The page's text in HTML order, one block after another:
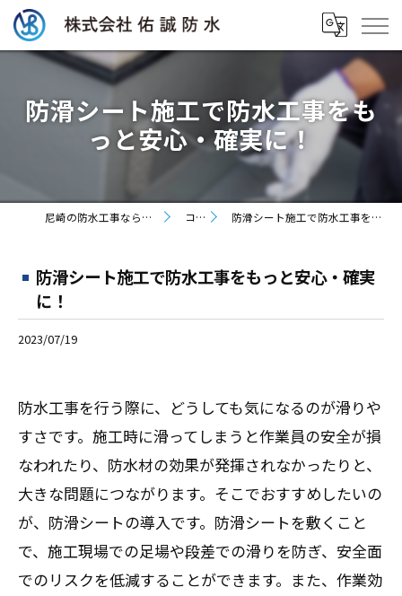
防滑シート施工で防水工事をも
っと安心・確実に！
尼崎の防水工事なら株式会社佑誠防水 コラム 防滑シート施工で防水工事をもっと安心・確実に！
防滑シート施工で防水工事をもっと安心・確実
に！
2023/07/19
防水工事を行う際に、どうしても気になるのが滑りや
すさです。施工時に滑ってしまうと作業員の安全が損
なわれたり、防水材の効果が発揮されなかったりと、
大きな問題につながります。そこでおすすめしたいの
が、防滑シートの導入です。防滑シートを敷くこと
で、施工現場での足場や段差での滑りを防ぎ、安全面
でのリスクを低減することができます。また、作業効